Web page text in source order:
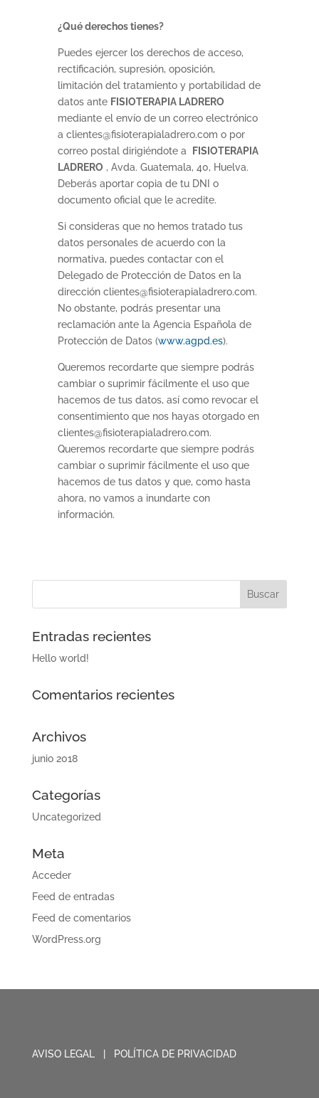
¿Qué derechos tienes?
Puedes ejercer los derechos de acceso,
rectificación, supresión, oposición,
limitación del tratamiento y portabilidad de
datos ante FISIOTERAPIA LADRERO
mediante el envío de un correo electrónico
a clientes@fisioterapialadrero.com o por
correo postal dirigiéndote a
FISIOTERAPIA
LADRERO , Avda. Guatemala, 40, Huelva.
Deberás aportar copia de tu DNI o
documento oficial que le acredite.
Si consideras que no hemos tratado tus
datos personales de acuerdo con la
normativa, puedes contactar con el
Delegado de Protección de Datos en la
dirección clientes@fisioterapialadrero.com.
No obstante, podrás presentar una
reclamación ante la Agencia Española de
Protección de Datos (www.agpd.es).
Queremos recordarte que siempre podrás
cambiar o suprimir fácilmente el uso que
hacemos de tus datos, así como revocar el
consentimiento que nos hayas otorgado en
clientes@fisioterapialadrero.com.
Queremos recordarte que siempre podrás
cambiar o suprimir fácilmente el uso que
hacemos de tus datos y que, como hasta
ahora, no vamos a inundarte con
información.
Entradas recientes
Hello world!
Comentarios recientes
Archivos
junio 2018
Categorías
Uncategorized
Meta
Acceder
Feed de entradas
Feed de comentarios
WordPress.org
AVISO LEGAL POLÍTICA DE PRIVACIDAD